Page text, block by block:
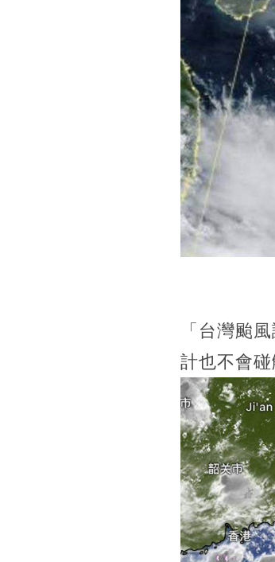
「台灣颱
計也不會